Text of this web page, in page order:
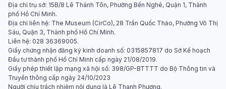
Địa chỉ trụ sở: 15B/8 Lê Thánh Tôn, Phường Bến Nghé, Quận 1, Thành
phố Hồ Chí Minh.
Địa chỉ liên hệ: The Museum (CirCo), 28 Trần Quốc Thảo, Phường Võ Thị
Sáu, Quận 3, Thành phố Hồ Chí Minh.
Liên hệ: 028 36369005.
Giấy chứng nhận đăng ký kinh doanh số: 0315857817 do Sở Kế hoạch
Đầu tư thành phố Hồ Chí Minh cấp ngày 21/08/2019.
Giấy phép thiết lập mạng xã hội số: 398/GP-BTTTT do Bộ Thông tin và
Truyền thông cấp ngày 24/10/2023
Người chịu trách nhiệm nội dung là Lê Thanh Phương.